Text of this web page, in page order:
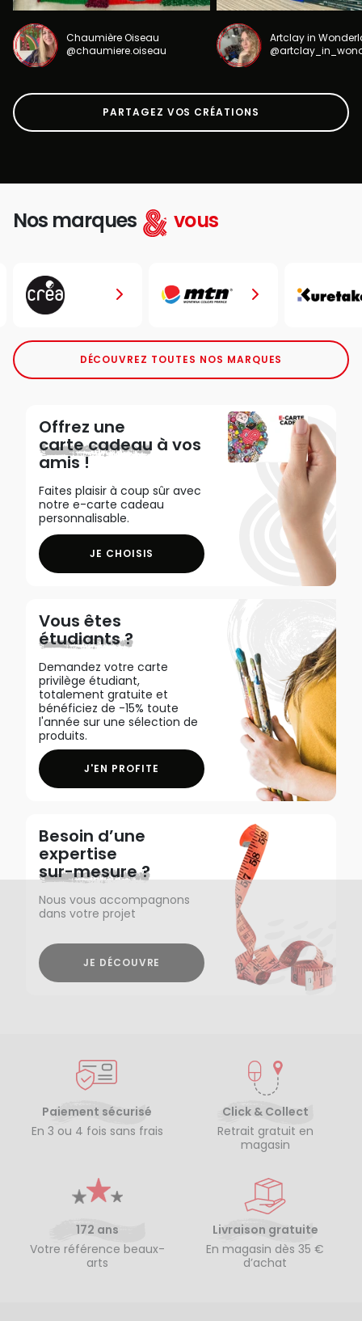
Chaumière Oiseau
@chaumiere.oiseau
Artclay in
PARTAGEZ VOS CRÉATIONS
Nos marques vous
DÉCOUVREZ TOUTES NOS MARQUES
Offrez une
carte cadeau à vos
amis !
Faites plaisir à coup sûr avec
notre e-carte cadeau
personnalisable.
JE CHOISIS
Vous êtes
étudiants ?
Demandez votre carte
privilège étudiant,
totalement gratuite et
bénéficiez de -15% toute
l'année sur une sélection de
produits.
J'EN PROFITE
Besoin d’une
expertise
sur-mesure ?
Nous vous accompagnons
dans votre projet
JE DÉCOUVRE
Paiement sécurisé
En 3 ou 4 fois sans frais
Click & Collect
Retrait gratuit en
magasin
172 ans
Votre référence beaux-
arts
Livraison gratuite
En magasin dès 35 €
d’achat